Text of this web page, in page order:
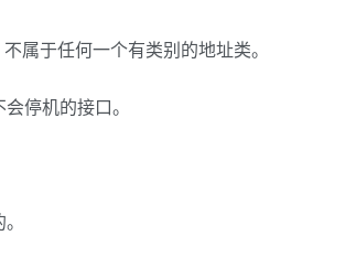
属于任何一个有类别的地址类。
停机的接口。